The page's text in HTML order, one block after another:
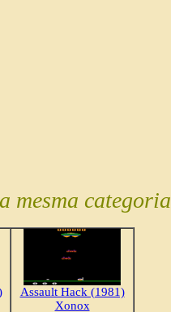
mesma categoria
Assault Hack (1981)
Xonox